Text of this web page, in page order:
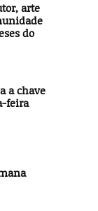
arte
do
a chave
feira